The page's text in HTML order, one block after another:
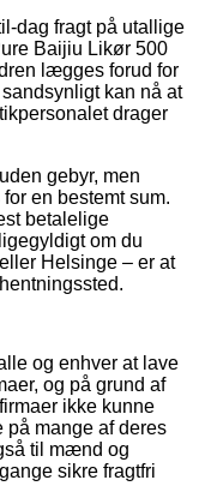
dag fragt på utallige
Baijiu Likør 500
lægges forud for
kan nå at
drager
gebyr, men
en bestemt sum.
betalelige
om du
Helsinge – er at
og enhver at lave
og på grund af
ikke kunne
mange af deres
til mænd og
sikre fragtfri